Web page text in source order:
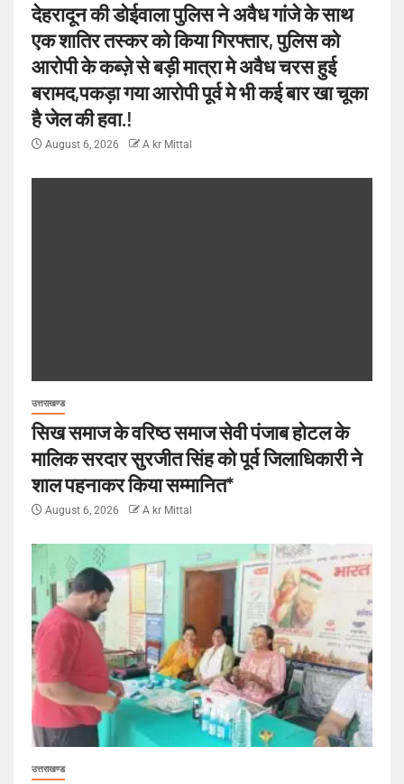
देहरादून की डोईवाला पुलिस ने अवैध गांजे के साथ
एक शातिर तस्कर को किया गिरफ्तार, पुलिस को
आरोपी के कब्ज़े से बड़ी मात्रा मे अवैध चरस हुई
बरामद,पकड़ा गया आरोपी पूर्व मे भी कई बार खा चूका
है जेल की हवा.!
August 6, 2026 A kr Mittal
उत्तराखण्ड
सिख समाज के वरिष्ठ समाज सेवी पंजाब होटल के
मालिक सरदार सुरजीत सिंह को पूर्व जिलाधिकारी ने
शाल पहनाकर किया सम्मानित*
August 6, 2026 A kr Mittal
उत्तराखण्ड